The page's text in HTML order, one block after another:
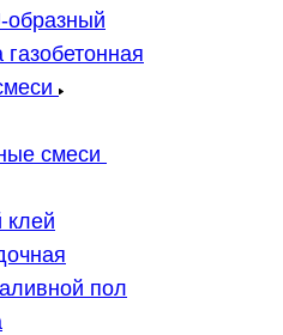
образный
смеси
клей
пол